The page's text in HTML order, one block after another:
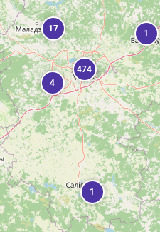
4
17
474
1
1